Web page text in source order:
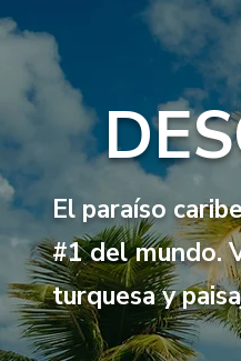
El paraíso
#1 del mundo.
turquesa y